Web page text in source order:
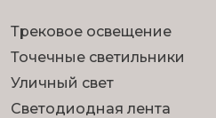
Трековое освещение
Точечные светильники
Уличный свет
Светодиодная лента